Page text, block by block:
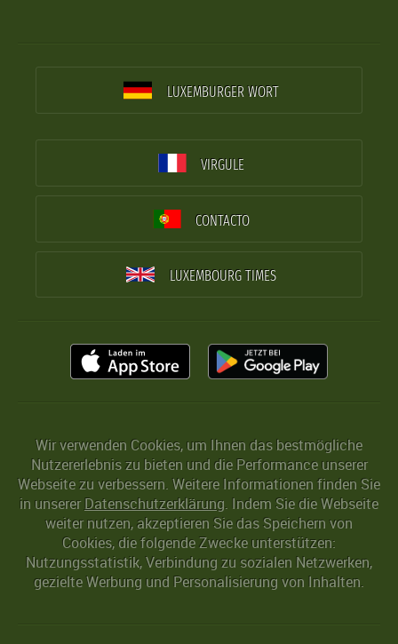
LUXEMBURGER WORT
VIRGULE
CONTACTO
LUXEMBOURG TIMES
Wir verwenden Cookies, um Ihnen das bestmögliche
Nutzererlebnis zu bieten und die Performance unserer
Webseite zu verbessern. Weitere Informationen finden Sie
in unserer Datenschutzerklärung. Indem Sie die Webseite
weiter nutzen, akzeptieren Sie das Speichern von
Cookies, die folgende Zwecke unterstützen:
Nutzungsstatistik, Verbindung zu sozialen Netzwerken,
gezielte Werbung und Personalisierung von Inhalten.